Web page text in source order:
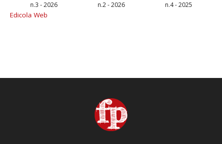
n.3 - 2026 n.2 - 2026 n.4 - 2025
Edicola Web